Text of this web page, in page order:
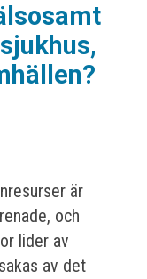
är
och
lider av
av det